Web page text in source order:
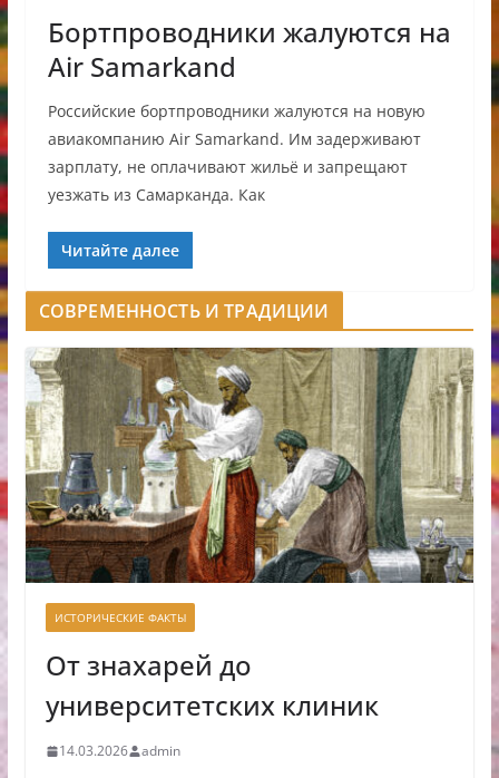
Бортпроводники жалуются на
Air Samarkand
Российские бортпроводники жалуются на новую
авиакомпанию Air Samarkand. Им задерживают
зарплату, не оплачивают жильё и запрещают
уезжать из Самарканда. Как
Читайте далее
СОВРЕМЕННОСТЬ И ТРАДИЦИИ
ИСТОРИЧЕСКИЕ ФАКТЫ
От знахарей до
университетских клиник
14.03.2026 admin